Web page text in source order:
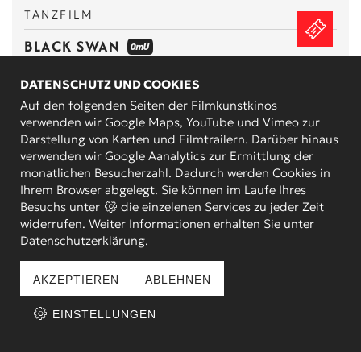
TANZFILM
BLACK SWAN
anschl. Gespräch mit Doris Becker (Tänzerin, Ballett
am Rhein)
ZU GAST IN UNSEREN KINOS
HEIMSUCHUNG
EINE JAHRHUNDERTGESCHICHTE
mit Regisseur Volker Schlöndorff
SA. 17.10.26 ZEIT FOLGT!
FILMREIHE: IDEOLOGIEKRITIK & FILM
SA. 17.10.26 14:00 H
DATENSCHUTZ UND COOKIES
Auf den folgenden Seiten der Filmkunstkinos
verwenden wir Google Maps, YouTube und Vimeo zur
Darstellung von Karten und Filmtrailern. Darüber hinaus
verwenden wir Google Aanalytics zur Ermittlung der
monatlichen Besucherzahl. Dadurch werden Cookies in
Ihrem Browser abgelegt. Sie können im Laufe Ihres
Besuchs unter
die einzelenen Services zu jeder Zeit
widerrufen. Weiter Informationen erhalten Sie unter
Datenschutzerklärung.
AKZEPTIEREN ABLEHNEN
EINSTELLUNGEN